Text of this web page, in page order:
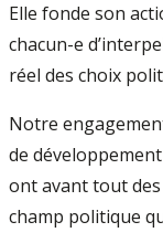
Elle fonde son
chacun-e
réel des choix
Notre
de
ont avant tout des
champ politique